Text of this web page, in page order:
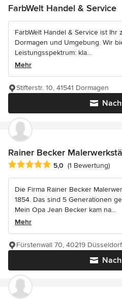
FarbWelt Handel & Service
FarbWelt Handel & Service ist
Dormagen und Umgebung. Wir
Leistungsspektrum: kla...
Mehr
Stifterstr. 10, 41541 Dormagen
Rainer Becker
Durchschnittliche Bewertung: 5
5,0 (1 Bewertung)
Die Firma Rainer Becker
1854. Das sind 5 Generationen
Mein Opa Jean Becker kam na...
Mehr
Fürstenwall 70, 40219 Düsseldorf